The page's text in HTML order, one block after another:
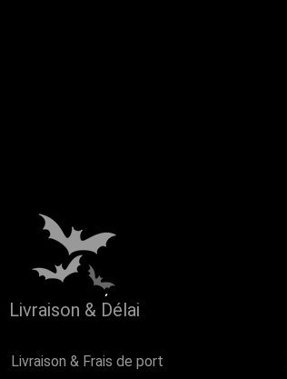
Livraison & Délai
Livraison & Frais de port